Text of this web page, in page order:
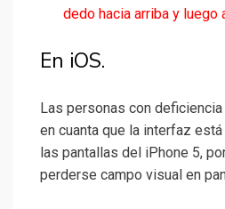
dedo hacia arriba y luego
En iOS.
Las personas con
en cuanta que la interfaz
las pantallas del iPhone 5,
perderse campo visual en